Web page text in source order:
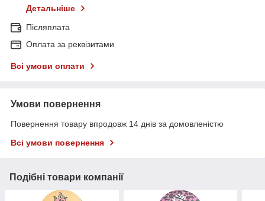
Детальніше
Післяплата
Оплата за реквізитами
Всі умови оплати
Умови повернення
Повернення товару впродовж 14 днів за домовленістю
Всі умови повернення
Подібні товари компанії